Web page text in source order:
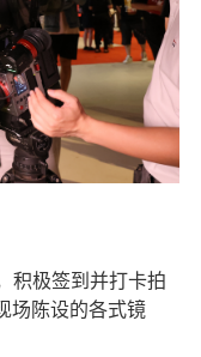
积极签到并打卡拍
场陈设的各式镜